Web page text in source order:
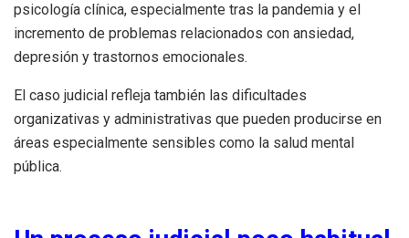
psicología clínica, especialmente tras la pandemia y el
incremento de problemas relacionados con ansiedad,
depresión y trastornos emocionales.
El caso judicial refleja también las dificultades
organizativas y administrativas que pueden producirse en
áreas especialmente sensibles como la salud mental
pública.